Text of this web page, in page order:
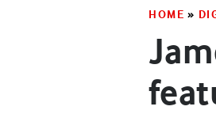
HOME »